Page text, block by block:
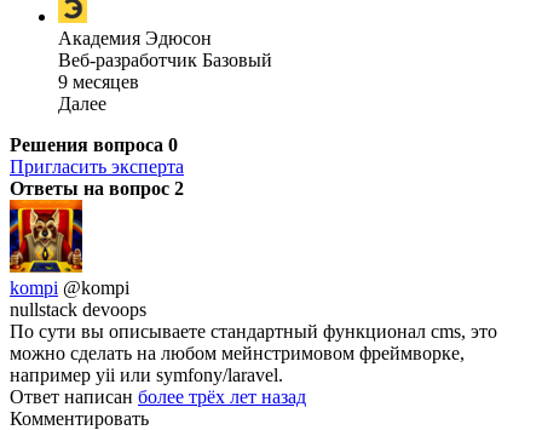
Академия Эдюсон
Веб-разработчик Базовый
9 месяцев
Далее
Решения вопроса 0
Пригласить эксперта
Ответы на вопрос 2
kompi @kompi
nullstack devoops
По сути вы описываете стандартный функционал cms, это
можно сделать на любом мейнстримовом фреймворке,
например yii или symfony/laravel.
Ответ написан более трёх лет назад
Комментировать